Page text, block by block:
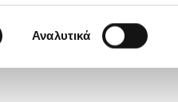
Αναλυτικά